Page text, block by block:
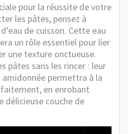
pour la réussite de votre
les pâtes, pensez à
de cuisson. Cette eau
un rôle essentiel pour lier
une texture onctueuse.
pâtes sans les rincer : leur
permettra à la
en enrobant
délicieuse couche de